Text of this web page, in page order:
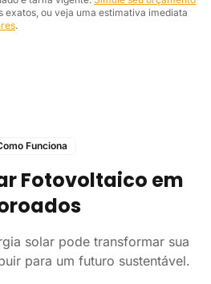
exatos, ou veja uma estimativa imediata
.
Funciona
Fotovoltaico em
solar pode transformar sua
para um futuro sustentável.